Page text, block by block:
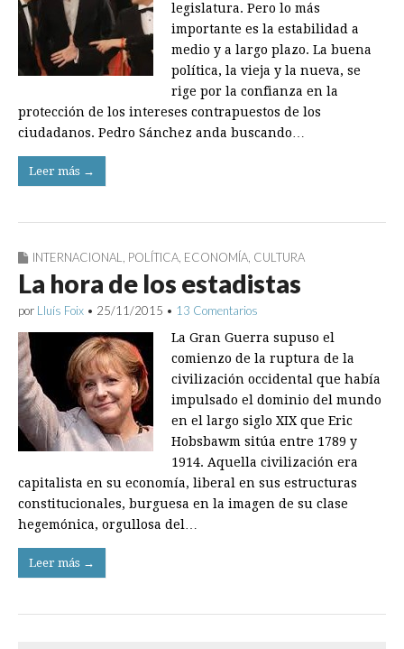
legislatura. Pero lo más
importante es la estabilidad a
medio y a largo plazo. La buena
política, la vieja y la nueva, se
rige por la confianza en la
protección de los intereses contrapuestos de los
ciudadanos. Pedro Sánchez anda buscando…
Leer más →
INTERNACIONAL POLÍTICA ECONOMÍA CULTURA
La hora de los estadistas
por Lluís Foix • 25/11/2015 • 13 Comentarios
La Gran Guerra supuso el
comienzo de la ruptura de la
civilización occidental que había
impulsado el dominio del mundo
en el largo siglo XIX que Eric
Hobsbawm sitúa entre 1789 y
1914. Aquella civilización era
capitalista en su economía, liberal en sus estructuras
constitucionales, burguesa en la imagen de su clase
hegemónica, orgullosa del…
Leer más →